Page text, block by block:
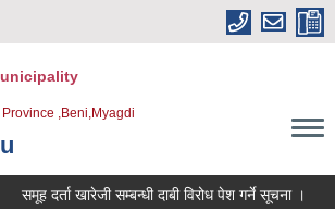
,Beni,Myagdi
समूह दर्ता खारेजी सम्बन्धी दाबी विरोध पेश गर्ने सूचना ।